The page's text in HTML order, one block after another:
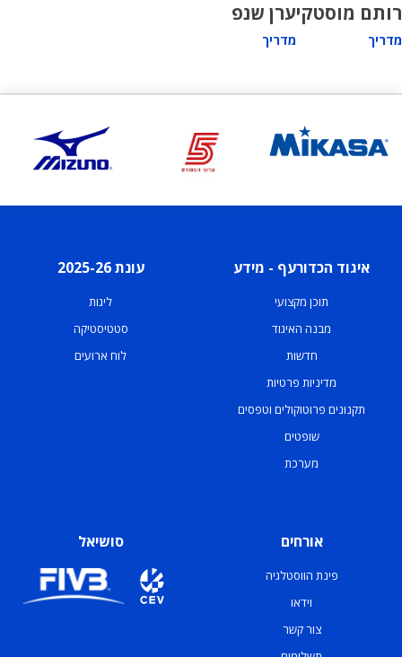
רותם מוסטקי
מדריך
ערן שנפ
מדריך
איגוד הכדורעף - מידע
תוכן מקצועי
מבנה האיגוד
חדשות
מדיניות פרטיות
תקנונים פרוטוקולים וטפסים
שופטים
מערכת
עונת 2025-26
ליגות
סטטיסטיקה
לוח ארועים
אורחים
פינת הווסטלגיה
וידאו
צור קשר
סושיאל